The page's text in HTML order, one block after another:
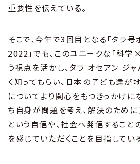
重要性を伝えている。
そこで、今年で3回目となる「タラ
2022」でも、このユニークな「科
う視点を活かし、タラ オセアン ジ
く知ってもらい、日本の子ども達
についてより関心をもつきっかけに
ち自身が問題を考え、解決のために
という自信や、社会へ発信すること
を感じていただくことを目指してい